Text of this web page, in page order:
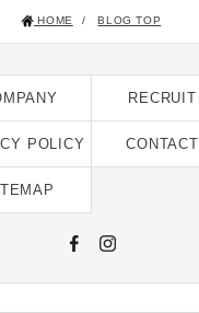
HOME / BLOG TOP
RECRUIT
POLICY CONTACT